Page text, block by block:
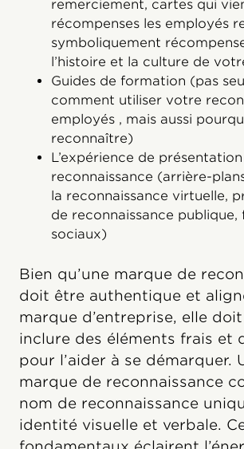
remerciement, cartes qui
récompenses les employés
symboliquement
l’histoire et la culture de
Guides de formation (pas
comment utiliser votre
employés , mais aussi
reconnaître)
L’expérience de
reconnaissance (arrière-
la reconnaissance virtuelle,
de reconnaissance publique,
sociaux)
Bien qu’une marque de
doit être authentique et
marque d’entreprise, elle
inclure des éléments frais et
pour l’aider à se démarquer.
marque de reconnaissance
nom de reconnaissance
identité visuelle et verbale.